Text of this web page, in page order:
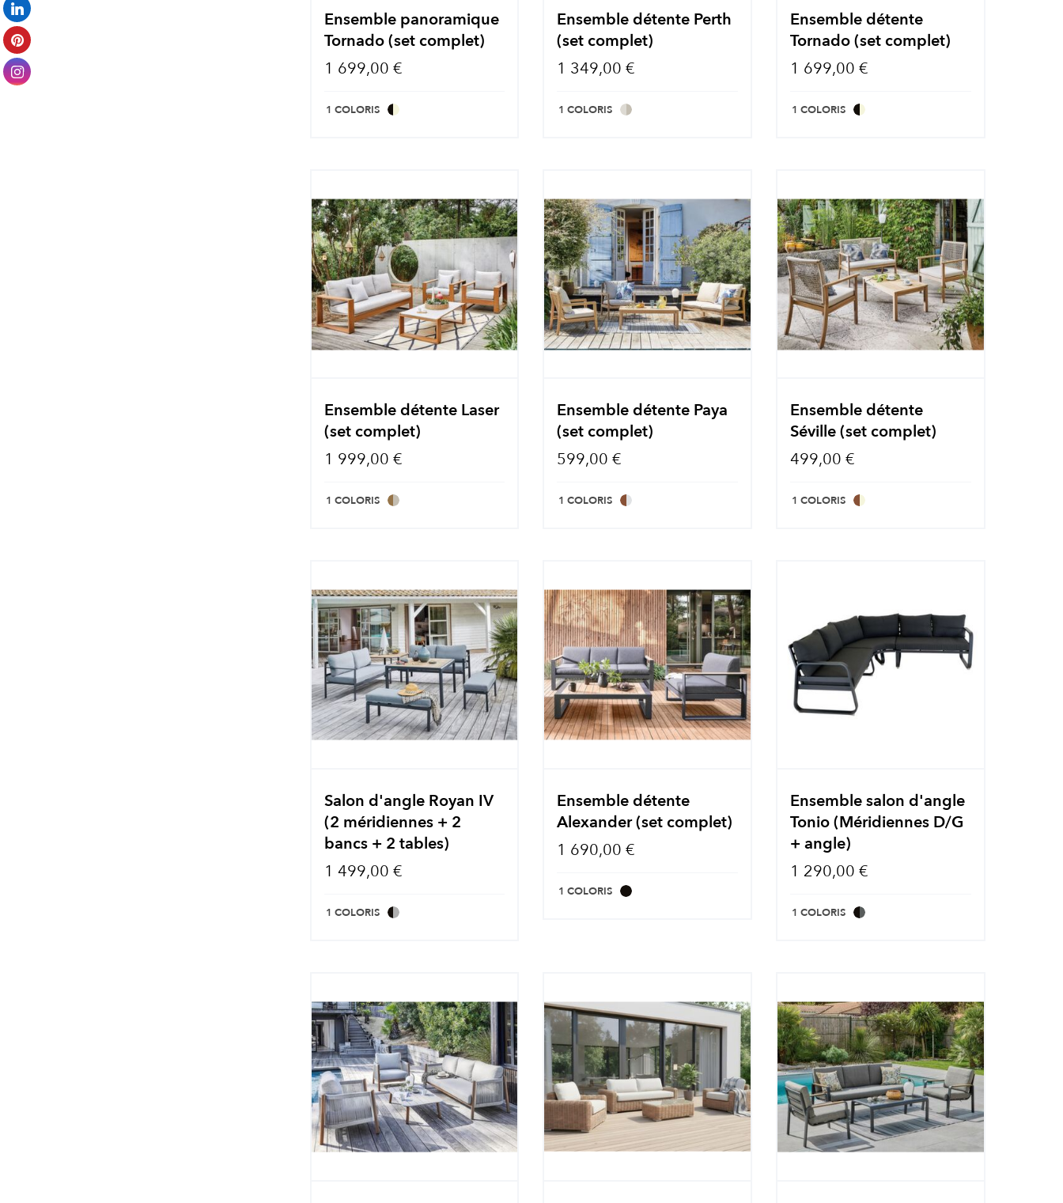
Ensemble panoramique
Tornado (set complet)
1 699,00 €
1 COLORIS
Ensemble détente Perth
(set complet)
1 349,00 €
1 COLORIS
Ensemble détente
Tornado (set complet)
1 699,00 €
1 COLORIS
Ensemble détente Laser
(set complet)
1 999,00 €
1 COLORIS
Ensemble détente Paya
(set complet)
599,00 €
1 COLORIS
Ensemble détente
Séville (set complet)
499,00 €
1 COLORIS
Salon d'angle Royan IV
(2 méridiennes + 2
bancs + 2 tables)
1 499,00 €
1 COLORIS
Ensemble détente
Alexander (set complet)
1 690,00 €
1 COLORIS
Ensemble salon d'angle
Tonio (Méridiennes D/G
+ angle)
1 290,00 €
1 COLORIS